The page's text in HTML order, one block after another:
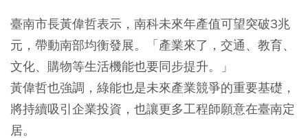
臺南市長黃偉哲表示，南科未來年產值可望突破3兆
元，帶動南部均衡發展。「產業來了，交通、教育、
文化、購物等生活機能也要同步提升。」
黃偉哲也強調，綠能也是未來產業競爭的重要基礎，
將持續吸引企業投資，也讓更多工程師願意在臺南定
居。